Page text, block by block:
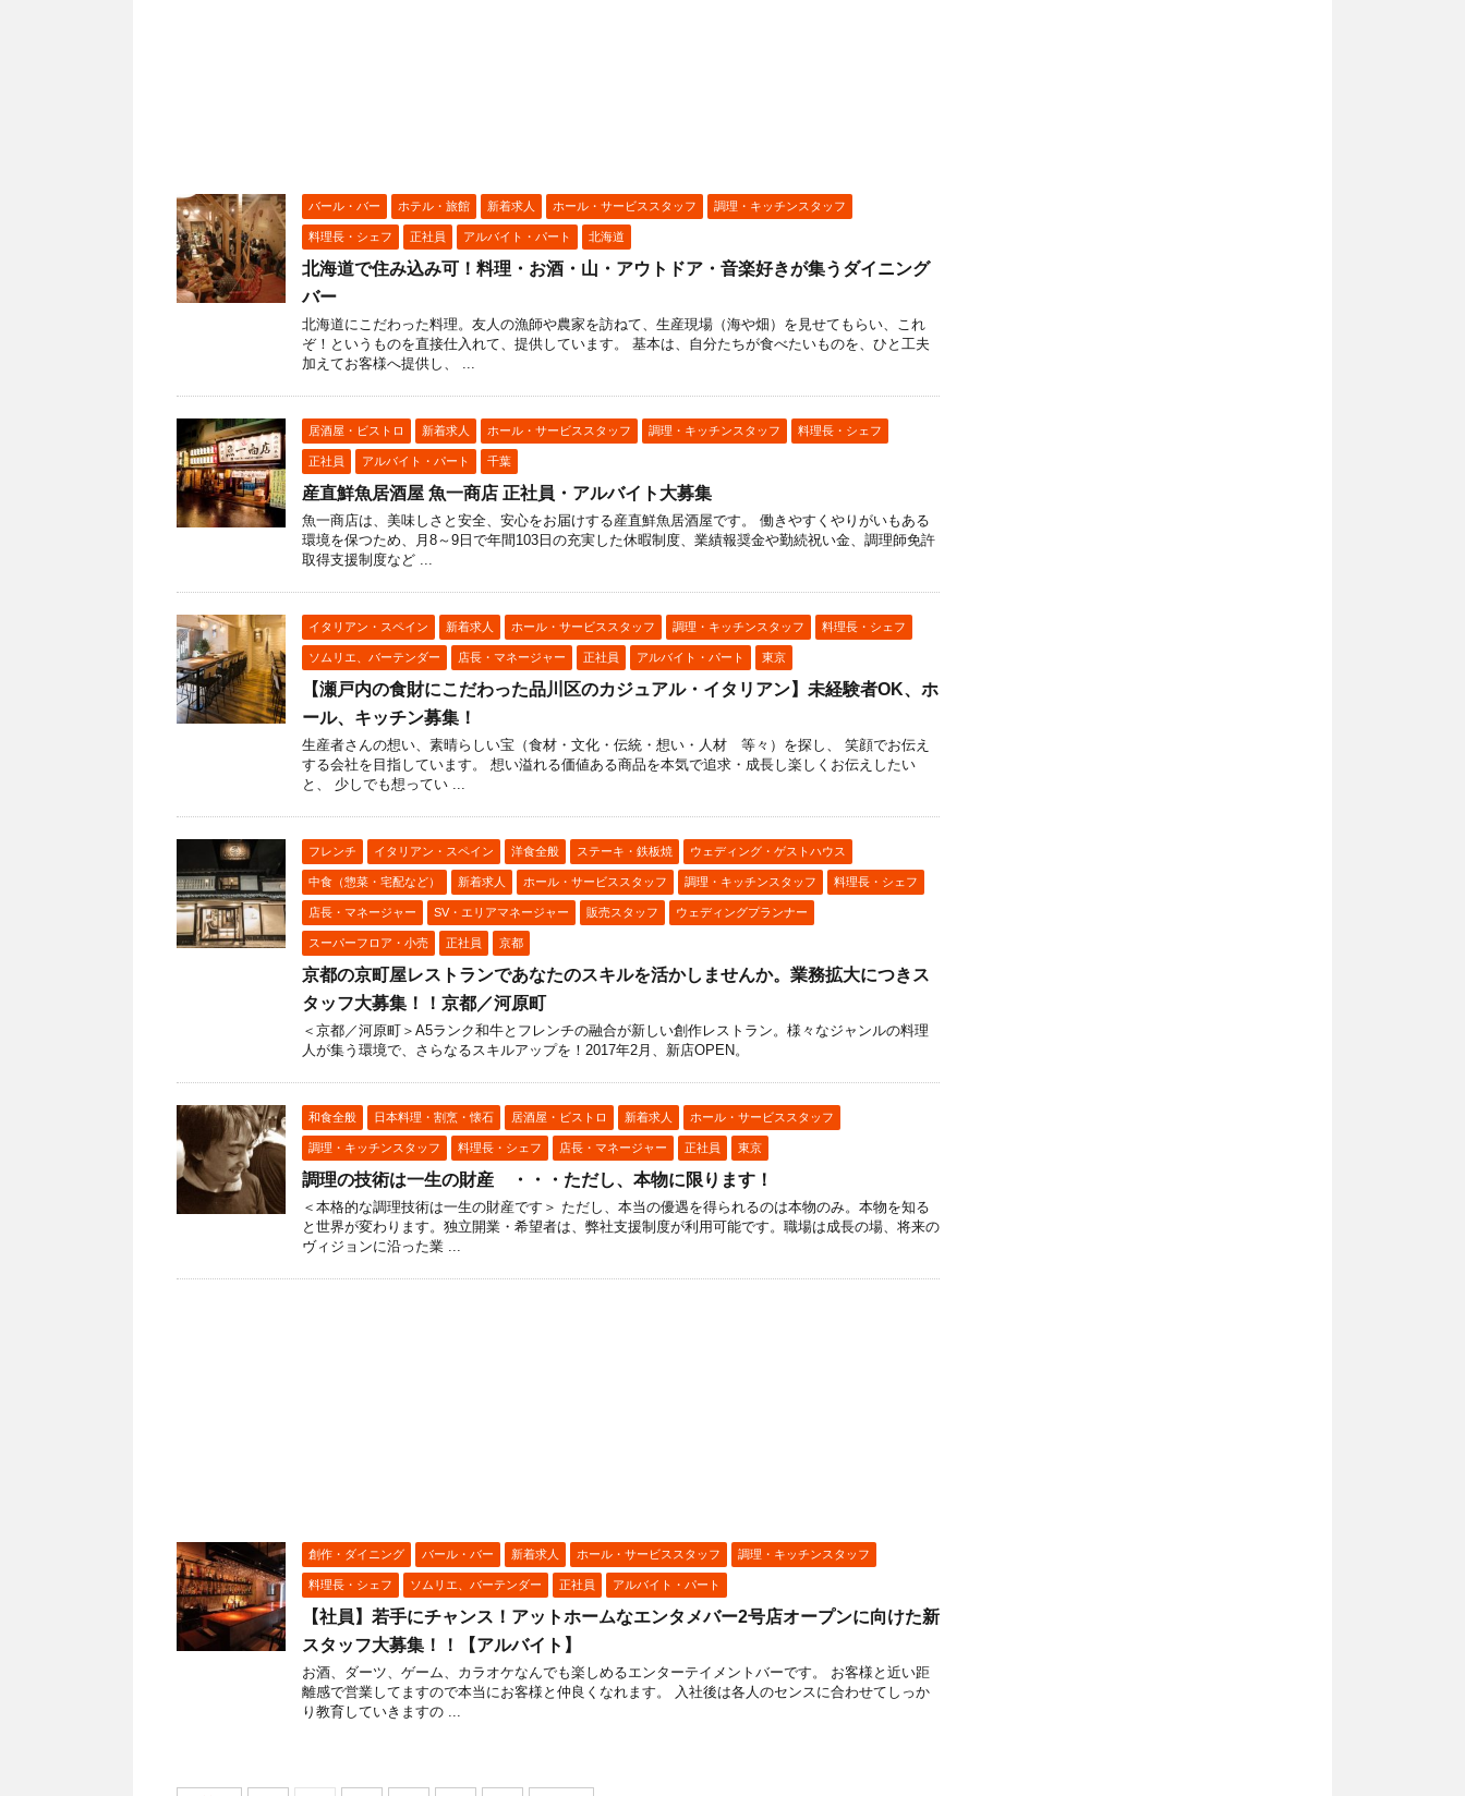
バール・バー ホテル・旅館 新着求人 ホール・サービススタッフ 調理・キッチンスタッフ
料理長・シェフ 正社員 アルバイト・パート 北海道
北海道で住み込み可！料理・お酒・山・アウトドア・音楽好きが集うダイニング
バー
北海道にこだわった料理。友人の漁師や農家を訪ねて、生産現場（海や畑）を見せてもらい、これ
ぞ！というものを直接仕入れて、提供しています。 基本は、自分たちが食べたいものを、ひと工夫
加えてお客様へ提供し、 ...
居酒屋・ビストロ 新着求人 ホール・サービススタッフ 調理・キッチンスタッフ 料理長・シェフ
正社員 アルバイト・パート 千葉
産直鮮魚居酒屋 魚一商店 正社員・アルバイト大募集
魚一商店は、美味しさと安全、安心をお届けする産直鮮魚居酒屋です。 働きやすくやりがいもある
環境を保つため、月8～9日で年間103日の充実した休暇制度、業績報奨金や勤続祝い金、調理師免許
取得支援制度など ...
イタリアン・スペイン 新着求人 ホール・サービススタッフ 調理・キッチンスタッフ 料理長・シェフ
ソムリエ、バーテンダー 店長・マネージャー 正社員 アルバイト・パート 東京
【瀬戸内の食財にこだわった品川区のカジュアル・イタリアン】未経験者OK、ホ
ール、キッチン募集！
生産者さんの想い、素晴らしい宝（食材・文化・伝統・想い・人材 等々）を探し、 笑顔でお伝え
する会社を目指しています。 想い溢れる価値ある商品を本気で追求・成長し楽しくお伝えしたい
と、 少しでも想ってい ...
フレンチ イタリアン・スペイン 洋食全般 ステーキ・鉄板焼 ウェディング・ゲストハウス
中食（惣菜・宅配など） 新着求人 ホール・サービススタッフ 調理・キッチンスタッフ 料理長・シェフ
店長・マネージャー SV・エリアマネージャー 販売スタッフ ウェディングプランナー
スーパーフロア・小売 正社員 京都
京都の京町屋レストランであなたのスキルを活かしませんか。業務拡大につきス
タッフ大募集！！京都／河原町
＜京都／河原町＞A5ランク和牛とフレンチの融合が新しい創作レストラン。様々なジャンルの料理
人が集う環境で、さらなるスキルアップを！2017年2月、新店OPEN。
和食全般 日本料理・割烹・懐石 居酒屋・ビストロ 新着求人 ホール・サービススタッフ
調理・キッチンスタッフ 料理長・シェフ 店長・マネージャー 正社員 東京
調理の技術は一生の財産 ・・・ただし、本物に限ります！
＜本格的な調理技術は一生の財産です＞ ただし、本当の優遇を得られるのは本物のみ。本物を知る
と世界が変わります。独立開業・希望者は、弊社支援制度が利用可能です。職場は成長の場、将来の
ヴィジョンに沿った業 ...
創作・ダイニング バール・バー 新着求人 ホール・サービススタッフ 調理・キッチンスタッフ
料理長・シェフ ソムリエ、バーテンダー 正社員 アルバイト・パート
【社員】若手にチャンス！アットホームなエンタメバー2号店オープンに向けた新
スタッフ大募集！！【アルバイト】
お酒、ダーツ、ゲーム、カラオケなんでも楽しめるエンターテイメントバーです。 お客様と近い距
離感で営業してますので本当にお客様と仲良くなれます。 入社後は各人のセンスに合わせてしっか
り教育していきますの ...